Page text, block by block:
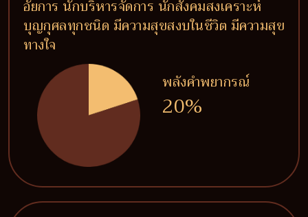
อัยการ นักบริหารจัดการ นักสังคมสงเคราะห์
บุญกุศลทุกชนิด มีความสุขสงบในชีวิต มีความสุข
ทางใจ
พลังคำพยากรณ์
20%